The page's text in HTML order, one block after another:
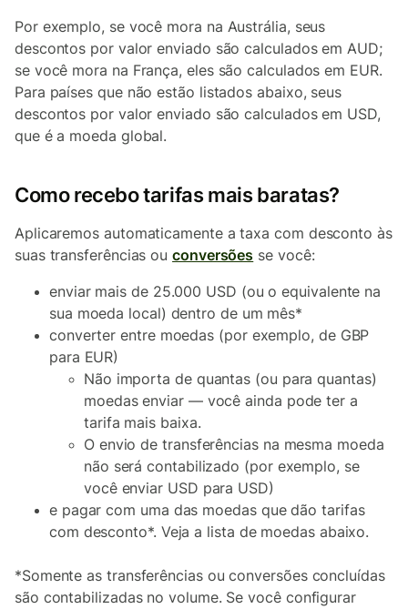
Por exemplo, se você mora na Austrália, seus
descontos por valor enviado são calculados em AUD;
se você mora na França, eles são calculados em EUR.
Para países que não estão listados abaixo, seus
descontos por valor enviado são calculados em USD,
que é a moeda global.
Como recebo tarifas mais baratas?
Aplicaremos automaticamente a taxa com desconto às
suas transferências ouconversões se você:
enviar mais de 25.000 USD (ou o equivalente na
sua moeda local) dentro de um mês*
converter entre moedas (por exemplo, de GBP
para EUR)
Não importa de quantas (ou para quantas)
moedas enviar — você ainda pode ter a
tarifa mais baixa.
O envio de transferências na mesma moeda
não será contabilizado (por exemplo, se
você enviar USD para USD)
e pagar com uma das moedas que dão tarifas
com desconto*. Veja a lista de moedas abaixo.
*Somente as transferências ou conversões concluídas
são contabilizadas no volume. Se você configurar